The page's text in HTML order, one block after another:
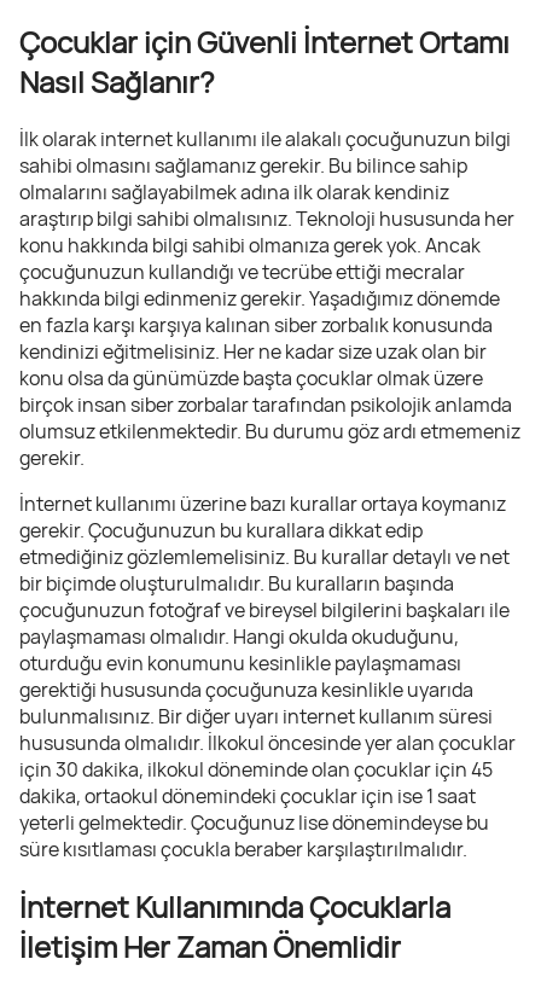
Çocuklar için Güvenli İnternet Ortamı
Nasıl Sağlanır?
İlk olarak internet kullanımı ile alakalı çocuğunuzun bilgi
sahibi olmasını sağlamanız gerekir. Bu bilince sahip
olmalarını sağlayabilmek adına ilk olarak kendiniz
araştırıp bilgi sahibi olmalısınız. Teknoloji hususunda her
konu hakkında bilgi sahibi olmanıza gerek yok. Ancak
çocuğunuzun kullandığı ve tecrübe ettiği mecralar
hakkında bilgi edinmeniz gerekir. Yaşadığımız dönemde
en fazla karşı karşıya kalınan siber zorbalık konusunda
kendinizi eğitmelisiniz. Her ne kadar size uzak olan bir
konu olsa da günümüzde başta çocuklar olmak üzere
birçok insan siber zorbalar tarafından psikolojik anlamda
olumsuz etkilenmektedir. Bu durumu göz ardı etmemeniz
gerekir.
İnternet kullanımı üzerine bazı kurallar ortaya koymanız
gerekir. Çocuğunuzun bu kurallara dikkat edip
etmediğiniz gözlemlemelisiniz. Bu kurallar detaylı ve net
bir biçimde oluşturulmalıdır. Bu kuralların başında
çocuğunuzun fotoğraf ve bireysel bilgilerini başkaları ile
paylaşmaması olmalıdır. Hangi okulda okuduğunu,
oturduğu evin konumunu kesinlikle paylaşmaması
gerektiği hususunda çocuğunuza kesinlikle uyarıda
bulunmalısınız. Bir diğer uyarı internet kullanım süresi
hususunda olmalıdır. İlkokul öncesinde yer alan çocuklar
için 30 dakika, ilkokul döneminde olan çocuklar için 45
dakika, ortaokul dönemindeki çocuklar için ise 1 saat
yeterli gelmektedir. Çocuğunuz lise dönemindeyse bu
süre kısıtlaması çocukla beraber karşılaştırılmalıdır.
İnternet Kullanımında Çocuklarla
İletişim Her Zaman Önemlidir